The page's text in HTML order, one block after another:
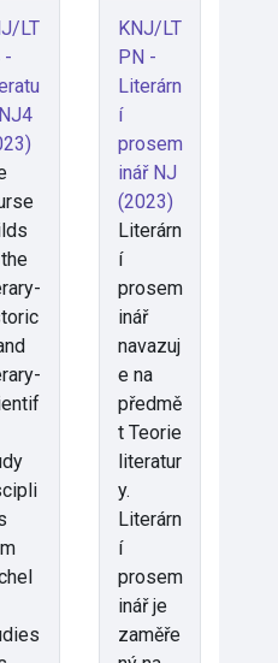
LT
-
KNJ/LT
PN -
Literárn
í
prosem
inář NJ
(2023)
Literárn
í
prosem
inář
navazuj
e na
předmě
t Teorie
literatur
y.
Literárn
í
prosem
inář je
zaměře